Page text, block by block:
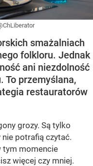
smażalniach
folkloru. Jednak
ani niezdolność
To przemyślana,
restauratorów
grozy. Są tylko
potrafią czytać.
tym momencie
więcej czy mniej.